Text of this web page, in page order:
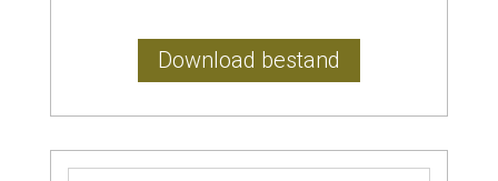
Download bestand